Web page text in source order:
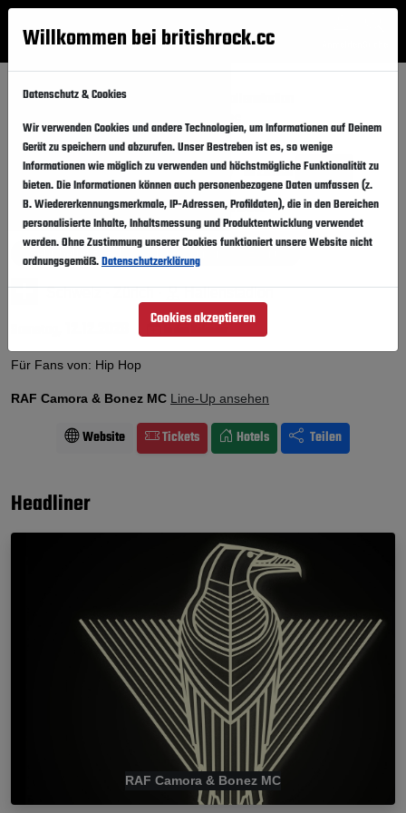
Menü
Startseite Konzerte
RAF Camora & Bonez MC in Zürich 2026
RAF Camora & Bonez MC in Zürich Folgen
10 JAHRE PALMEN AUS PLASTIK TOUR
Sehr beliebt. Hohe Nachfrage für dieses Event!
Schweiz · Zürich · Hallenstadion
In den Kalender
Für Fans von: Hip Hop
RAF Camora & Bonez MC Line-Up ansehen
Website Tickets Hotels Teilen
Headliner
RAF Camora & Bonez MC
Willkommen bei britishrock.cc
Datenschutz & Cookies
Wir verwenden Cookies und andere Technologien, um Informationen auf Deinem
Gerät zu speichern und abzurufen. Unser Bestreben ist es, so wenige
Informationen wie möglich zu verwenden und höchstmögliche Funktionalität zu
bieten. Die Informationen können auch personenbezogene Daten umfassen (z.
B. Wiedererkennungsmerkmale, IP-Adressen, Profildaten), die in den Bereichen
personalisierte Inhalte, Inhaltsmessung und Produktentwicklung verwendet
werden. Ohne Zustimmung unserer Cookies funktioniert unsere Website nicht
ordnungsgemäß.Datenschutzerklärung
Cookies akzeptieren